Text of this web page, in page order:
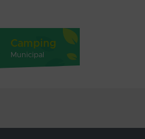
Camping
Municipal